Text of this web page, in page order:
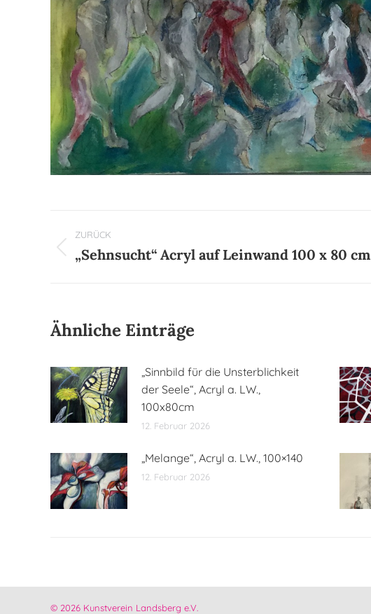
Kommentarnavigation
ZURÜCK
Vorheriger
„Sehnsucht“ Acryl auf Leinwand 100 x 80 cm
Ähnliche Einträge
„Sinnbild für die Unsterblichkeit
der Seele“, Acryl a. LW.,
100x80cm
12. Februar 2026
„Melange“, Acryl a. LW., 100×140
12. Februar 2026
© 2026 Kunstverein Landsberg e.V.